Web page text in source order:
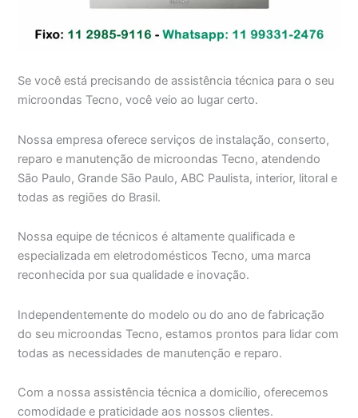
Se você está precisando de assistência técnica para o seu
microondas Tecno, você veio ao lugar certo.
Nossa empresa oferece serviços de instalação, conserto,
reparo e manutenção de microondas Tecno, atendendo
São Paulo, Grande São Paulo, ABC Paulista, interior, litoral e
todas as regiões do Brasil.
Nossa equipe de técnicos é altamente qualificada e
especializada em eletrodomésticos Tecno, uma marca
reconhecida por sua qualidade e inovação.
Independentemente do modelo ou do ano de fabricação
do seu microondas Tecno, estamos prontos para lidar com
todas as necessidades de manutenção e reparo.
Com a nossa assistência técnica a domicílio, oferecemos
comodidade e praticidade aos nossos clientes.